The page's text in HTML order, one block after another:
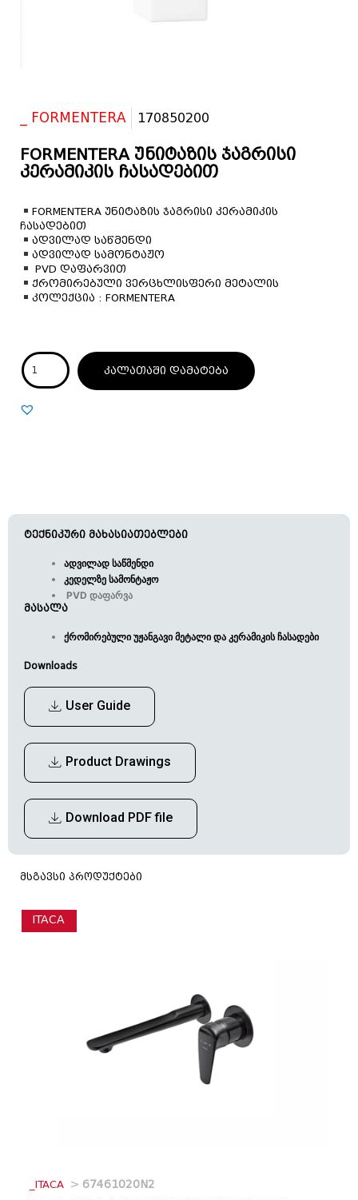
_ FORMENTERA 170850200
FORMENTERA უნიტაზის ჯაგრისი
კერამიკის ჩასადებით
FORMENTERAუნიტაზის ჯაგრისი კერამიკის
ჩასადებით
ადვილად საწმენდი
ადვილად სამონტაჟო
PVD დაფარვით
ქრომირებული ვერცხლისფერი მეტალის
კოლექცია : FORMENTERA
კალათაში დამატება
ტექნიკური მახასიათებლები
ადვილად საწმენდი
კედელზე სამონტაჟო
PVD დაფარვა
მასალა
ქრომირებული უჟანგავი მეტალი და კერამიკის ჩასადები
Downloads
User Guide
Product Drawings
Download PDF file
მსგავსი პროდუქტები
ITACA
_ITACA > 67461020N2